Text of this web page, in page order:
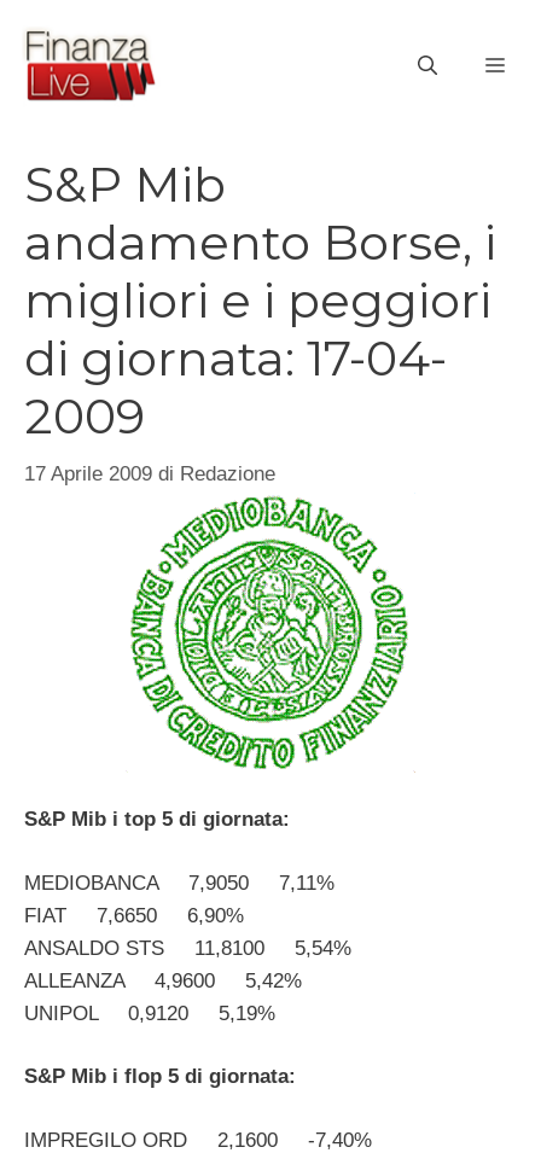
contenuto
S&P Mib
andamento Borse, i
migliori e i peggiori
di giornata: 17-04-
2009
17 Aprile 2009 di Redazione
S&P Mib i top 5 di giornata:
MEDIOBANCA 7,9050 7,11%
FIAT 7,6650 6,90%
ANSALDO STS 11,8100 5,54%
ALLEANZA 4,9600 5,42%
UNIPOL 0,9120 5,19%
S&P Mib i flop 5 di giornata:
IMPREGILO ORD 2,1600 -7,40%